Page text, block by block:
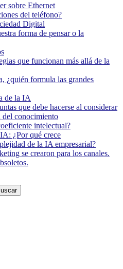
sobre Ethernet
del teléfono?
Digital
forma de pensar o la
que funcionan más allá de la
¿quién formula las grandes
de la IA
que debe hacerse al considerar
del conocimiento
intelectual?
¿Por qué crece
de la IA empresarial?
se crearon para los canales.